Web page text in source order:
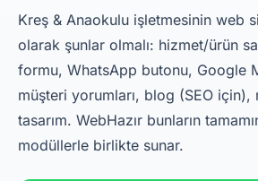
Kreş & Anaokulu işletmesinin web
olarak şunlar olmalı: hizmet/ürün
formu, WhatsApp butonu, Google
müşteri yorumları, blog (SEO için),
tasarım. WebHazır bunların
modüllerle birlikte sunar.